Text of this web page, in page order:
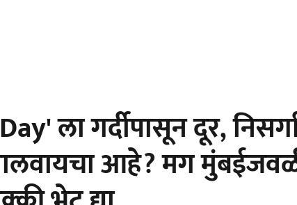
ला गर्दीपासून दूर,
आहे? मग